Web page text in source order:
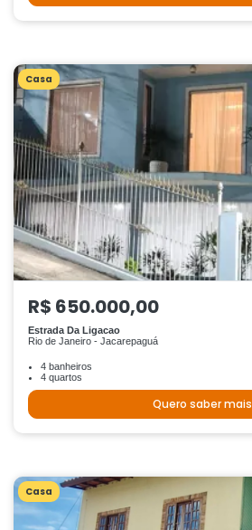
Casa
R$ 650.000,00
Estrada Da Ligacao
Rio de Janeiro - Jacarepaguá
4 banheiros
4 quartos
Quero saber mais
Casa